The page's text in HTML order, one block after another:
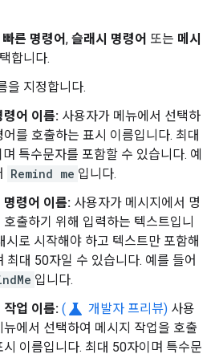
빠른 명령어 , 슬래시 명령어 또는 메시
합니다.
을 지정합니다.
령어 이름: 사용자가 메뉴에서 선택하
어를 호출하는 표시 이름입니다. 최대
특수문자를 포함할 수 있습니다. 예
Remind me 입니다.
명령어 이름: 사용자가 메시지에서 명
호출하기 위해 입력하는 텍스트입니
시로 시작해야 하고 텍스트만 포함해
최대 50자일 수 있습니다. 예를 들어
입니다.
작업 이름: ( science 개발자 프리뷰) 사용
뉴에서 선택하여 메시지 작업을 호출
시 이름입니다. 최대 50자이며 특수문